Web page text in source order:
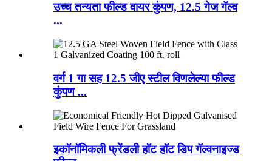
उच्च तन्यता फील्ड वायर कुंपण, 12.5 गेज गॅल्व
...
वर्ग 1 गा सह 12.5 जीए स्टील विणलेल्या फील्ड
कुंपण ...
इकॉनॉमिकली फ्रेंडली हॉट हॉट डिप गॅल्वनाइज्ड